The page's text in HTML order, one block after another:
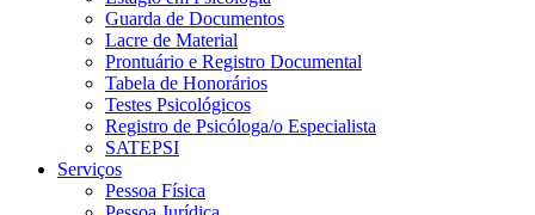
Guarda de Documentos
Lacre de Material
Prontuário e Registro Documental
Tabela de Honorários
Testes Psicológicos
Registro de Psicóloga/o Especialista
SATEPSI
Serviços
Pessoa Física